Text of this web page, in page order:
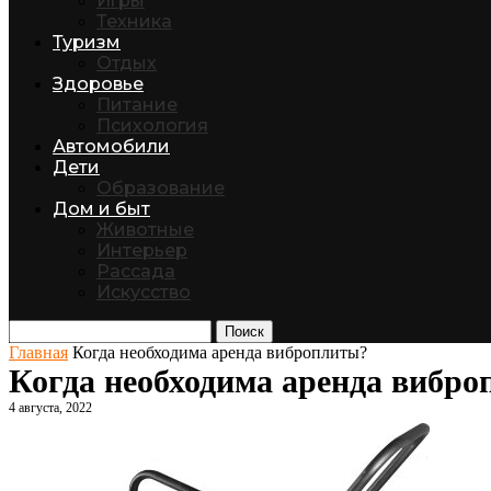
Техника
Туризм
Отдых
Здоровье
Питание
Психология
Автомобили
Дети
Образование
Дом и быт
Животные
Интерьер
Рассада
Искусство
Поиск
Главная Когда необходима аренда виброплиты?
Когда необходима аренда
4 августа, 2022